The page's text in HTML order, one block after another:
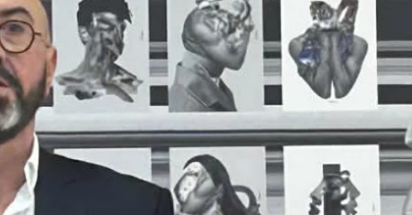
ბიზნესი & ეკონომიკა